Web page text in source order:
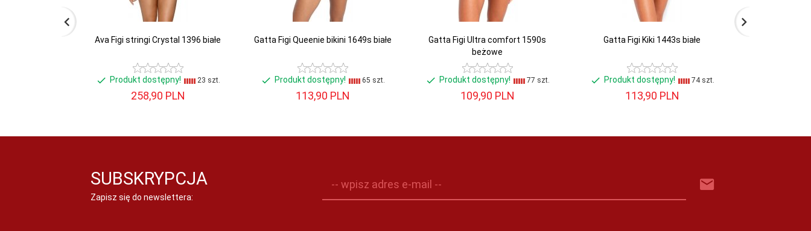
Ava Figi stringi Crystal 1396 białe
Produkt dostępny! 23 szt.
258,90 PLN
Gatta Figi Queenie bikini 1649s białe
Produkt dostępny! 65 szt.
113,90 PLN
Gatta Figi Ultra comfort 1590s
beżowe
Produkt dostępny! 77 szt.
109,90 PLN
Gatta Figi Kiki 1443s białe
Produkt dostępny! 74 szt.
113,90 PLN
SUBSKRYPCJA
Zapisz się do newslettera:
-- wpisz adres e-mail --